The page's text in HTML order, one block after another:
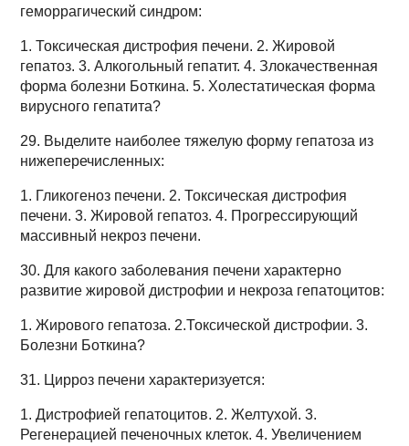
геморрагический синдром:
1. Токсическая дистрофия печени. 2. Жировой
гепатоз. 3. Алкогольный гепатит. 4. Злокачественная
форма болезни Боткина. 5. Холестатическая форма
вирусного гепатита?
29. Выделите наиболее тяжелую форму гепатоза из
нижеперечисленных:
1. Гликогеноз печени. 2. Токсическая дистрофия
печени. 3. Жировой гепатоз. 4. Прогрессирующий
массивный некроз печени.
30. Для какого заболевания печени характерно
развитие жировой дистрофии и некроза гепатоцитов:
1. Жирового гепатоза. 2.Токсической дистрофии. 3.
Болезни Боткина?
31. Цирроз печени характеризуется:
1. Дистрофией гепатоцитов. 2. Желтухой. 3.
Регенерацией печеночных клеток. 4. Увеличением